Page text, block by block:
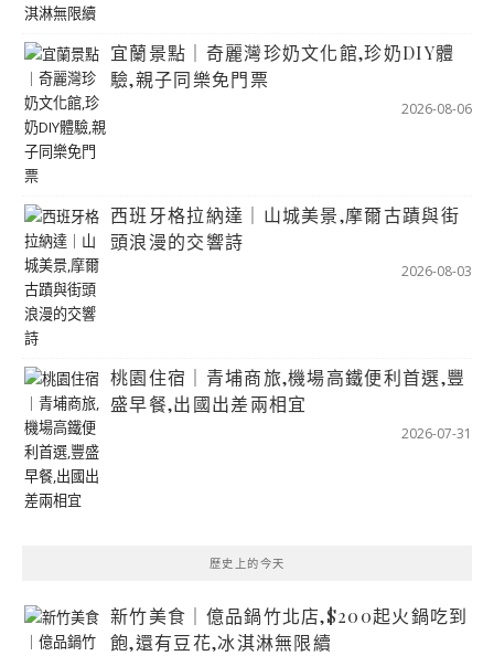
宜蘭景點｜奇麗灣珍奶文化館,珍奶DIY體
驗,親子同樂免門票
2026-08-06
西班牙格拉納達｜山城美景,摩爾古蹟與街
頭浪漫的交響詩
2026-08-03
桃園住宿｜青埔商旅,機場高鐵便利首選,豐
盛早餐,出國出差兩相宜
2026-07-31
歷史上的今天
新竹美食｜億品鍋竹北店,$200起火鍋吃到
飽,還有豆花,冰淇淋無限續